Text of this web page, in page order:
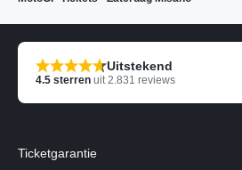
Uitstekend
4.5 sterren uit 2.831 reviews
Ticketgarantie